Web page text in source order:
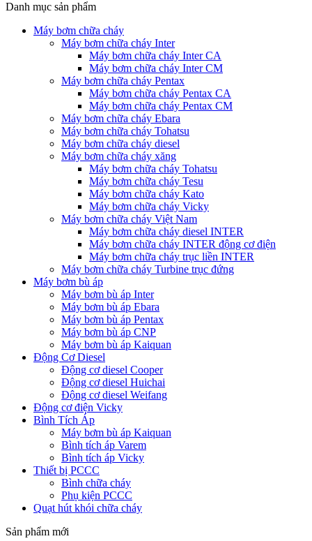
Danh mục sản phẩm
Máy bơm chữa cháy
Máy bơm chữa cháy Inter
Máy bơm chữa cháy Inter CA
Máy bơm chữa cháy Inter CM
Máy bơm chữa cháy Pentax
Máy bơm chữa cháy Pentax CA
Máy bơm chữa cháy Pentax CM
Máy bơm chữa cháy Ebara
Máy bơm chữa cháy Tohatsu
Máy bơm chữa cháy diesel
Máy bơm chữa cháy xăng
Máy bơm chữa cháy Tohatsu
Máy bơm chữa cháy Tesu
Máy bơm chữa cháy Kato
Máy bơm chữa cháy Vicky
Máy bơm chữa cháy Việt Nam
Máy bơm chữa cháy diesel INTER
Máy bơm chữa cháy INTER động cơ điện
Máy bơm chữa cháy trục liền INTER
Máy bơm chữa cháy Turbine trục đứng
Máy bơm bù áp
Máy bơm bù áp Inter
Máy bơm bù áp Ebara
Máy bơm bù áp Pentax
Máy bơm bù áp CNP
Máy bơm bù áp Kaiquan
Động Cơ Diesel
Động cơ diesel Cooper
Động cơ diesel Huichai
Động cơ diesel Weifang
Động cơ điện Vicky
Bình Tích Áp
Máy bơm bù áp Kaiquan
Bình tích áp Varem
Bình tích áp Vicky
Thiết bị PCCC
Bình chữa cháy
Phụ kiện PCCC
Quạt hút khói chữa cháy
Sản phẩm mới